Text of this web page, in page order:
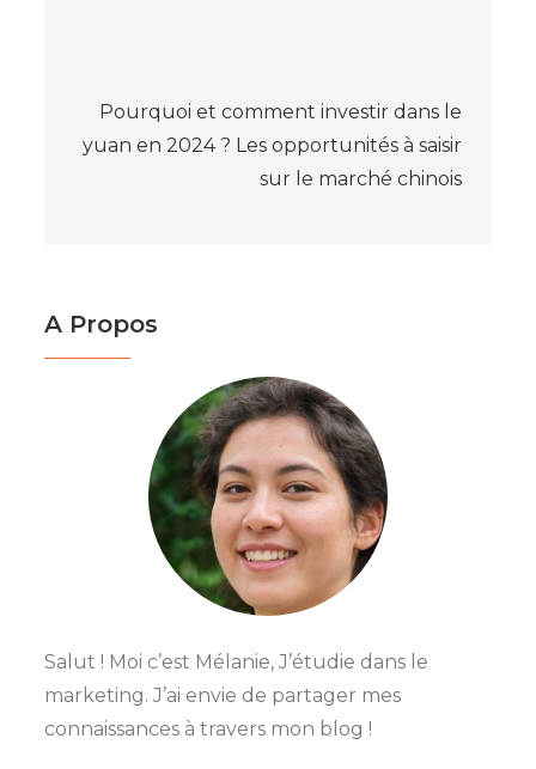
Pourquoi et comment investir dans le
yuan en 2024 ? Les opportunités à saisir
sur le marché chinois
A Propos
Salut ! Moi c’est Mélanie, J’étudie dans le
marketing. J’ai envie de partager mes
connaissances à travers mon blog !